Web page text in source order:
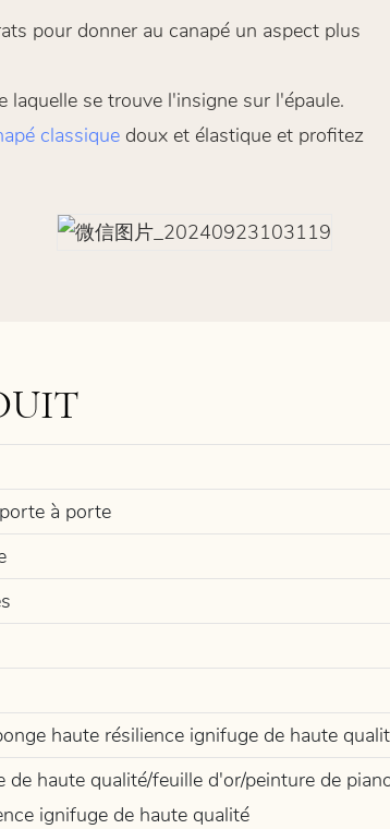
pour donner au canapé un aspect plus
se trouve l'insigne sur l'épaule.
classique doux et élastique et profitez
à porte
haute résilience ignifuge de haute
haute qualité/feuille d'or/peinture de
ignifuge de haute qualité